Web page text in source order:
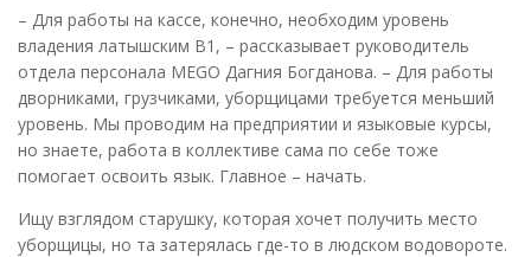
– Для работы на кассе, конечно, необходим уровень
владения латышским B1, – рассказывает руководитель
отдела персонала MEGO Дагния Богданова. – Для работы
дворниками, грузчиками, уборщицами требуется меньший
уровень. Мы проводим на предприятии и языковые курсы,
но знаете, работа в коллективе сама по себе тоже
помогает освоить язык. Главное – начать.
Ищу взглядом старушку, которая хочет получить место
уборщицы, но та затерялась где-то в людском водовороте.